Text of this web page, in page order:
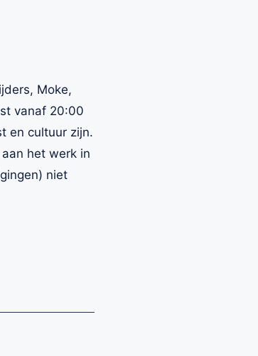
Moke,
vanaf 20:00
en cultuur zijn.
het werk in
niet